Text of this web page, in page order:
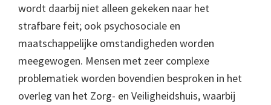
wordt daarbij niet alleen gekeken naar het
strafbare feit; ook psychosociale en
maatschappelijke omstandigheden worden
meegewogen. Mensen met zeer complexe
problematiek worden bovendien besproken in het
overleg van het Zorg- en Veiligheidshuis, waarbij